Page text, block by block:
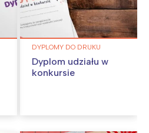
DYPLOMY DO DRUKU
Dyplom udziału w
konkursie